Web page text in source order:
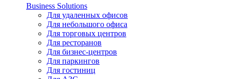
Business Solutions
Для удаленных офисов
Для небольшого офиса
Для торговых центров
Для ресторанов
Для бизнес-центров
Для паркингов
Для гостиниц